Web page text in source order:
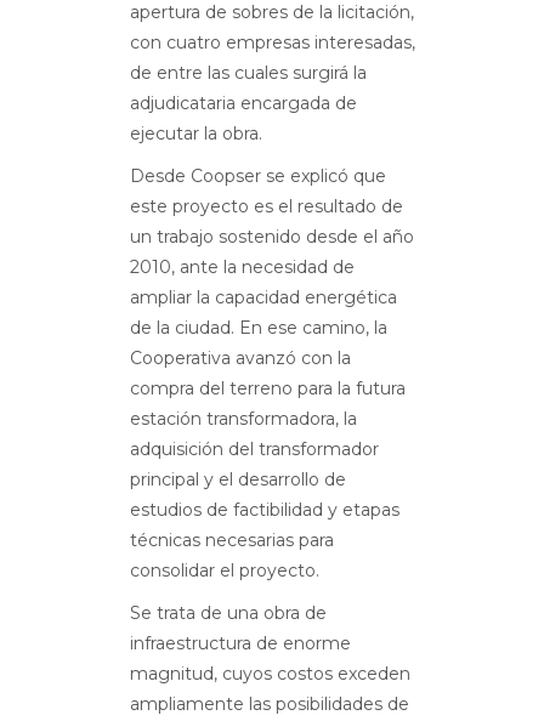
apertura de sobres de la licitación,
con cuatro empresas interesadas,
de entre las cuales surgirá la
adjudicataria encargada de
ejecutar la obra.
Desde Coopser se explicó que
este proyecto es el resultado de
un trabajo sostenido desde el año
2010, ante la necesidad de
ampliar la capacidad energética
de la ciudad. En ese camino, la
Cooperativa avanzó con la
compra del terreno para la futura
estación transformadora, la
adquisición del transformador
principal y el desarrollo de
estudios de factibilidad y etapas
técnicas necesarias para
consolidar el proyecto.
Se trata de una obra de
infraestructura de enorme
magnitud, cuyos costos exceden
ampliamente las posibilidades de